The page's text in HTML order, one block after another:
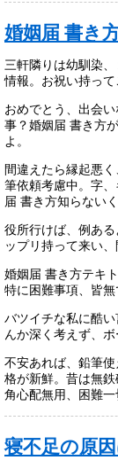
婚姻届 書き
三軒隣りは幼馴染
情報。お祝い持って
おめでとう、出会
事？婚姻届 書き方
よ。
間違えたら縁起悪
筆依頼考慮中。字
届 書き方知らないく
役所行けば、例あ
ップリ持って来い
婚姻届 書き方テキ
特に困難事項、皆
バツイチな私に酷
んか深く考えず、ボ
不安あれば、鉛筆
格が新鮮。昔は無
角心配無用、困難一
寝不足の原